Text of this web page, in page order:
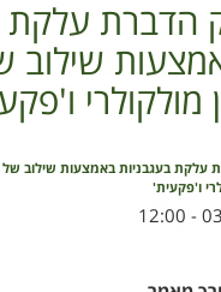
הדברת עלקת
שילוב
מולקולרי
עלקת בעגבניות באמצעות שילוב של
ו'פקעית'